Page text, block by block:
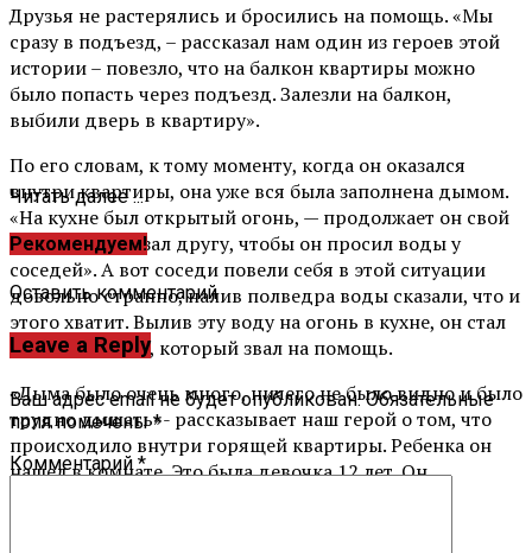
Друзья не растерялись и бросились на помощь. «Мы
сразу в подъезд, – рассказал нам один из героев этой
истории – повезло, что на балкон квартиры можно
было попасть через подъезд. Залезли на балкон,
выбили дверь в квартиру».
По его словам, к тому моменту, когда он оказался
внутри квартиры, она уже вся была заполнена дымом.
«На кухне был открытый огонь, — продолжает он свой
рассказ – я сказал другу, чтобы он просил воды у
соседей». А вот соседи повели себя в этой ситуации
довольно странно, налив полведра воды сказали, что и
этого хватит. Вылив эту воду на огонь в кухне, он стал
искать ребенка, который звал на помощь.
«Дыма было очень много, ничего не было видно и было
трудно дышать»- рассказывает наш герой о том, что
происходило внутри горящей квартиры. Ребенка он
нашел в комнате. Это была девочка 12 лет. Он
Читать далее ...
Рекомендуем!
Оставить комментарий
Leave a Reply
Ваш адрес email не будет опубликован. Обязательные
поля помечены*
Комментарий*